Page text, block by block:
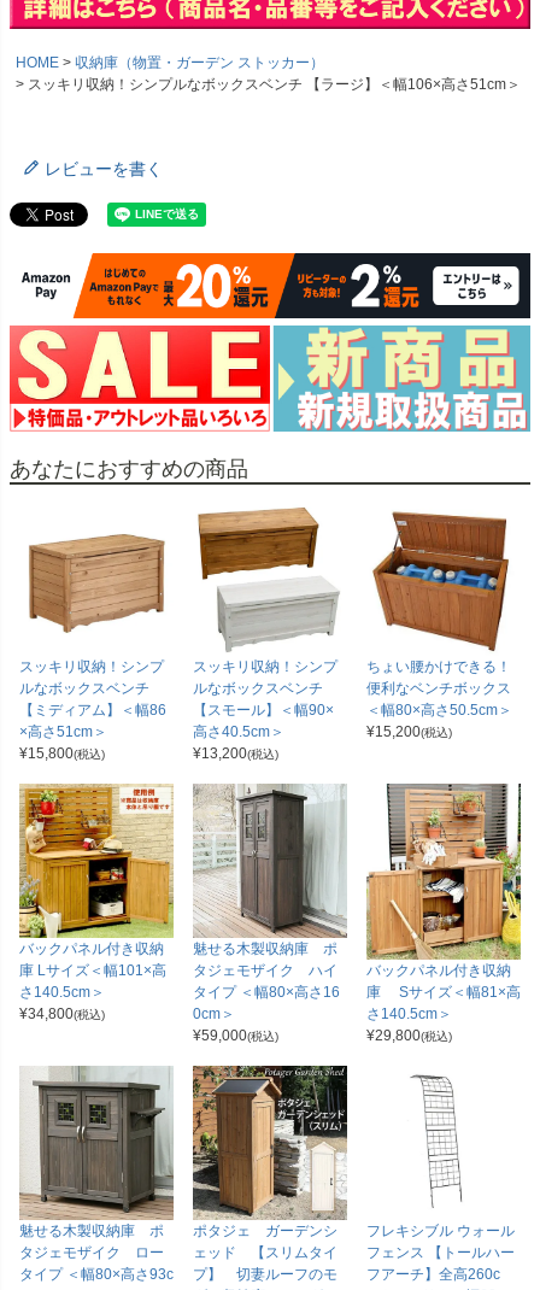
HOME
収納庫（物置・ガーデン ストッカー）
スッキリ収納！シンプルなボックスベンチ 【ラージ】＜幅106×高さ51cm＞
レビューを書く
あなたにおすすめの商品
スッキリ収納！シンプ
ルなボックスベンチ
【ミディアム】＜幅86
×高さ51cm＞
¥15,800(税込)
スッキリ収納！シンプ
ルなボックスベンチ
【スモール】＜幅90×
高さ40.5cm＞
¥13,200(税込)
ちょい腰かけできる！
便利なベンチボックス
＜幅80×高さ50.5cm＞
¥15,200(税込)
バックパネル付き収納
庫 Lサイズ＜幅101×高
さ140.5cm＞
¥34,800(税込)
魅せる木製収納庫 ポ
タジェモザイク ハイ
タイプ ＜幅80×高さ16
0cm＞
¥59,000(税込)
バックパネル付き収納
庫 Sサイズ＜幅81×高
さ140.5cm＞
¥29,800(税込)
魅せる木製収納庫 ポ
タジェモザイク ロー
タイプ ＜幅80×高さ93c
ポタジェ ガーデンシ
ェッド 【スリムタイ
プ】 切妻ルーフのモ
フレキシブル ウォール
フェンス 【トールハー
フアーチ】全高260c